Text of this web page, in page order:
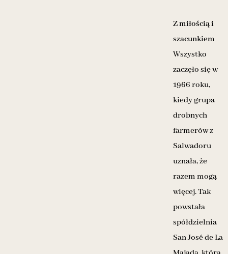
Z miłością i
szacunkiem
Wszystko
zaczęło się w
1966 roku,
kiedy grupa
drobnych
farmerów z
Salwadoru
uznała, że
razem mogą
więcej. Tak
powstała
spółdzielnia
San José de La